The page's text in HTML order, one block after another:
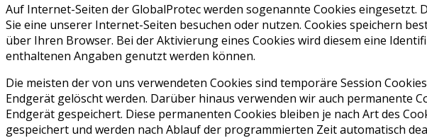
Auf Internet-Seiten der GlobalProtec werden sogenannte Cookies
Sie eine unserer Internet-Seiten besuchen oder nutzen. Cookies speichern
über Ihren Browser. Bei der Aktivierung eines Cookies wird diesem eine
enthaltenen Angaben genutzt werden können.
Die meisten der von uns verwendeten Cookies sind temporäre Session
Endgerät gelöscht werden. Darüber hinaus verwenden wir auch permanente
Endgerät gespeichert. Diese permanenten Cookies bleiben je nach Art des
gespeichert und werden nach Ablauf der programmierten Zeit automatisch